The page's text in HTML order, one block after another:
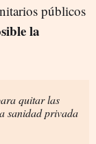
públicos
la
quitar las
sanidad privada